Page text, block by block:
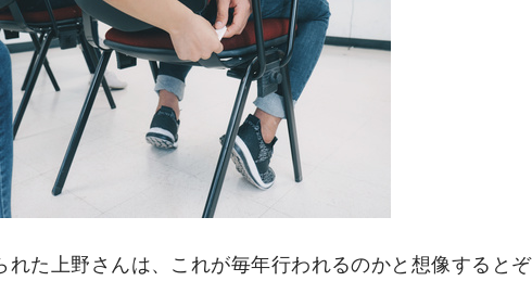
た上野さんは、これが毎年行われるのかと想像するとぞ